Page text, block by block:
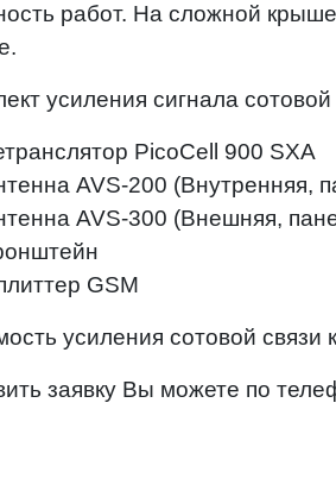
работ. На сложной
усиления сигнала сотовой
PicoCell 900 SXA
AVS-200 (Внутренняя,
AVS-300 (Внешняя,
GSM
усиления сотовой связи
заявку Вы можете по